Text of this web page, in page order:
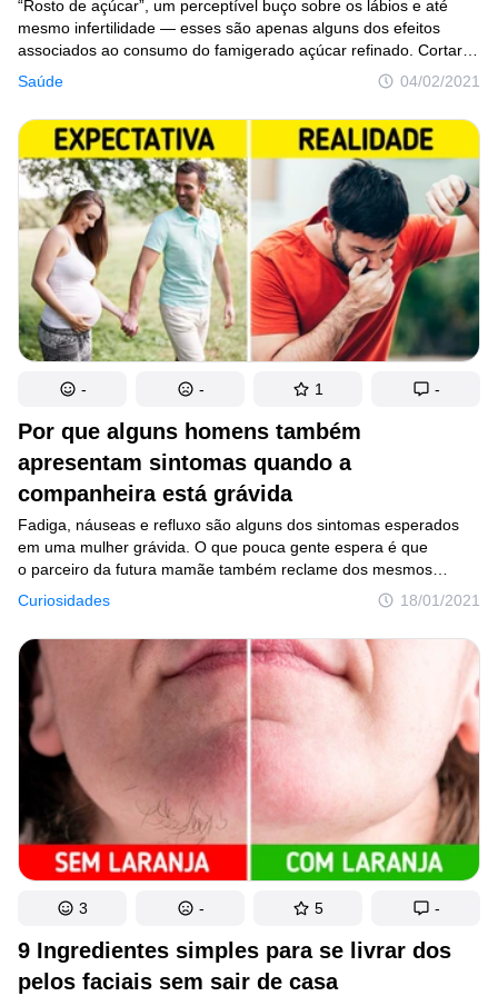
Saúde 04/02/2021
“Rosto de açúcar”, um perceptível buço sobre os lábios e até
mesmo infertilidade — esses são apenas alguns dos efeitos
associados ao consumo do famigerado açúcar refinado. Cortar
o açúcar dos nossos pratos e das nossas bebidas pode até não
nos transformar em super-heróis, mas certamente garante
diversos benefícios para a saúde e para a vida de maneira geral.
Por que alguns homens também
apresentam sintomas quando a
companheira está grávida
Curiosidades 18/01/2021
Fadiga, náuseas e refluxo são alguns dos sintomas esperados
em uma mulher grávida. O que pouca gente espera é que
o parceiro da futura mamãe também reclame dos mesmos
sinais. Até porque, como todos sabemos, homens do tipo
cisgênero não podem ficar grávidos. Mas a verdade é que
a possibilidade de os homens sofrerem com esses incômodos
não é apenas real, como também muito mais frequente do que
podemos pensar.
- - 1 -
9 Ingredientes simples para se livrar dos
pelos faciais sem sair de casa
3 - 5 -